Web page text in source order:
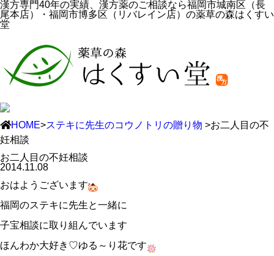
漢方専門40年の実績、漢方薬のご相談なら福岡市城南区（長
尾本店）・福岡市博多区（リバレイン店）の薬草の森はくすい
堂
HOME>ステキに先生のコウノトリの贈り物 >お二人目の不
妊相談
お二人目の不妊相談
2014.11.08
おはようございます
福岡のステキに先生と一緒に
子宝相談に取り組んでいます
ほんわか大好き♡ゆる～り花です